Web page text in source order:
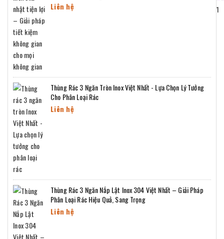
Liên hệ
Thùng Rác 3 Ngăn Tròn Inox Việt Nhất - Lựa Chọn Lý Tưởng
Cho Phân Loại Rác
Liên hệ
Thùng Rác 3 Ngăn Nắp Lật Inox 304 Việt Nhất – Giải Pháp
Phân Loại Rác Hiệu Quả, Sang Trọng
Liên hệ